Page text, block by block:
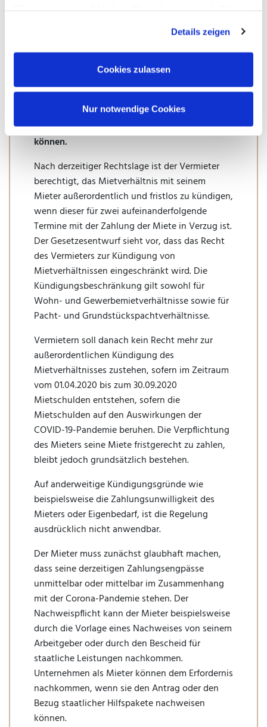
Datenschutzerklärung—
Impressum.
Details zeigen
Cookies zulassen
Nur notwendige Cookies
Formulierungshilfe des Bundesministeriums für
Justiz und Verbraucherschutz enthält neben
zahlreichen Erleichterungen in
mietrechtliche Erleichterungen für Mieter, die
infolge des Corona-Virus derzeit ihren
Zahlungsverpflichtungen nicht nachkommen
können.
Nach derzeitiger Rechtslage ist der Vermieter
berechtigt, das Mietverhältnis mit seinem
Mieter außerordentlich und fristlos zu kündigen,
wenn dieser für zwei aufeinanderfolgende
Termine mit der Zahlung der Miete in Verzug ist.
Der Gesetzesentwurf sieht vor, dass das Recht
des Vermieters zur Kündigung von
Mietverhältnissen eingeschränkt wird. Die
Kündigungsbeschränkung gilt sowohl für
Wohn- und Gewerbemietverhältnisse sowie für
Pacht- und Grundstückspachtverhältnisse.
Vermietern soll danach kein Recht mehr zur
außerordentlichen Kündigung des
Mietverhältnisses zustehen, sofern im Zeitraum
vom 01.04.2020 bis zum 30.09.2020
Mietschulden entstehen, sofern die
Mietschulden auf den Auswirkungen der
COVID-19-Pandemie beruhen. Die Verpflichtung
des Mieters seine Miete fristgerecht zu zahlen,
bleibt jedoch grundsätzlich bestehen.
Auf anderweitige Kündigungsgründe wie
beispielsweise die Zahlungsunwilligkeit des
Mieters oder Eigenbedarf, ist die Regelung
ausdrücklich nicht anwendbar.
Der Mieter muss zunächst glaubhaft machen,
dass seine derzeitigen Zahlungsengpässe
unmittelbar oder mittelbar im Zusammenhang
mit der Corona-Pandemie stehen. Der
Nachweispflicht kann der Mieter beispielsweise
durch die Vorlage eines Nachweises von seinem
Arbeitgeber oder durch den Bescheid für
staatliche Leistungen nachkommen.
Unternehmen als Mieter können dem Erfordernis
nachkommen, wenn sie den Antrag oder den
Bezug staatlicher Hilfspakete nachweisen
können.